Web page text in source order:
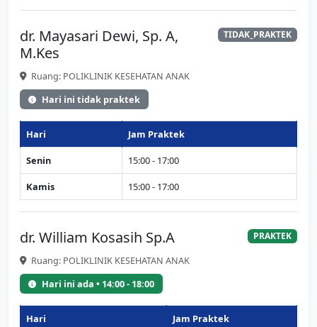
dr. Mayasari Dewi, Sp. A,
M.Kes
TIDAK_PRAKTEK
Ruang: POLIKLINIK KESEHATAN ANAK
Hari ini tidak praktek
Hari Jam Praktek
Senin 15:00 - 17:00
Kamis 15:00 - 17:00
dr. William Kosasih Sp.A PRAKTEK
Ruang: POLIKLINIK KESEHATAN ANAK
Hari ini ada • 14:00 - 18:00
Hari Jam Praktek